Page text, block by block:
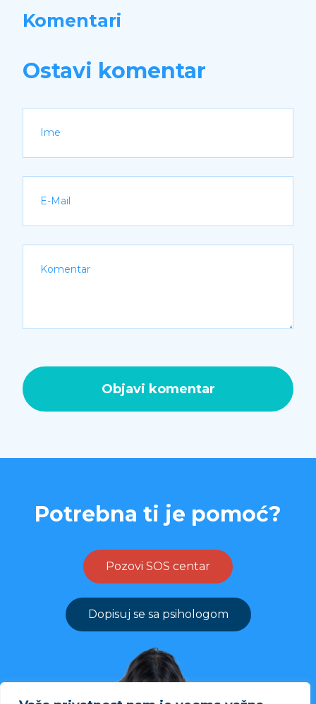
Komentari
Ostavi komentar
Potrebna ti je pomoć?
Pozovi SOS centar
Dopisuj se sa psihologom